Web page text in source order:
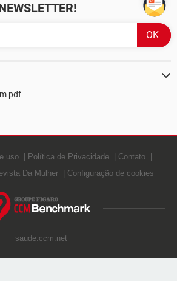
pdf
uso Política de Privacidade
Contato
Da Mulher Configuração de cookies
saude.ccm.net